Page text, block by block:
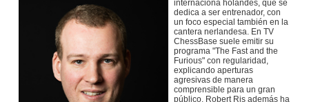
internaciona holandés, que se
dedica a ser entrenador, con
un foco especial también en la
cantera nerlandesa. En TV
ChessBase suele emitir su
programa "The Fast and the
Furious" con regularidad,
explicando aperturas
agresivas de manera
comprensible para un gran
público. Robert Ris además ha